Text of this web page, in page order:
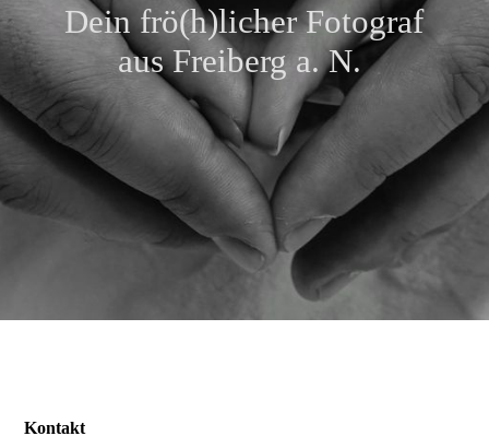
Dein frö(h)licher Fotograf
aus Freiberg a. N.
Kontakt
Preisübersicht
Kontakt